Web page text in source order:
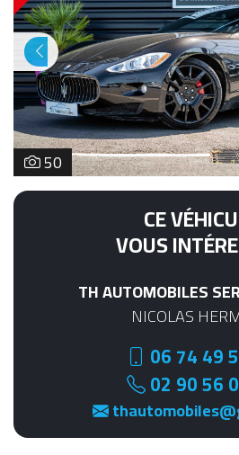
Previous
50
CE
VOUS
TH AUTOMOBILES
NICOLAS
06 74 49
02 90 56